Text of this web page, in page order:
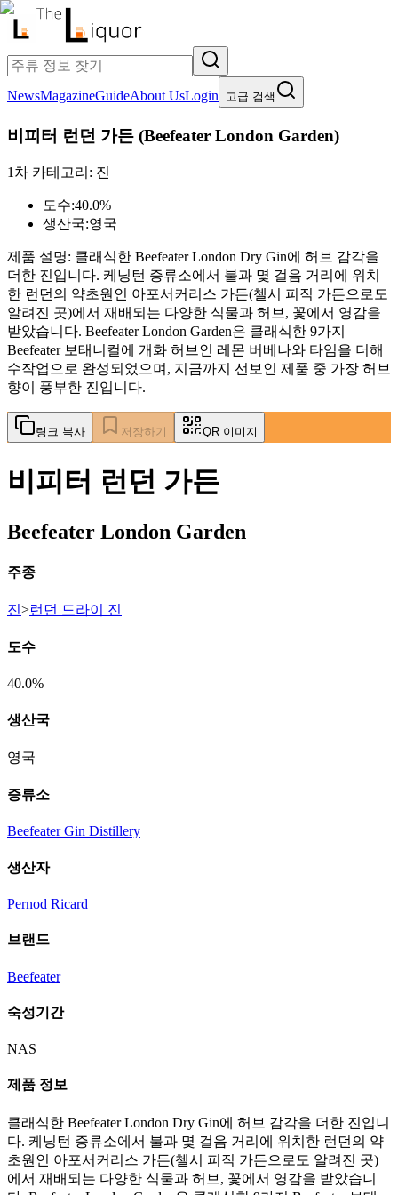
NewsMagazineGuideAbout UsLogin 고급 검색
비피터 런던 가든 (Beefeater London Garden)
1차 카테고리: 진
도수:40.0%
생산국:영국
제품 설명: 클래식한 Beefeater London Dry Gin에 허브 감각을
더한 진입니다. 케닝턴 증류소에서 불과 몇 걸음 거리에 위치
한 런던의 약초원인 아포서커리스 가든(첼시 피직 가든으로도
알려진 곳)에서 재배되는 다양한 식물과 허브, 꽃에서 영감을
받았습니다. Beefeater London Garden은 클래식한 9가지
Beefeater 보태니컬에 개화 허브인 레몬 버베나와 타임을 더해
수작업으로 완성되었으며, 지금까지 선보인 제품 중 가장 허브
향이 풍부한 진입니다.
링크 복사 저장하기 QR 이미지
비피터 런던 가든
Beefeater London Garden
주종
진>런던 드라이 진
도수
40.0%
생산국
영국
증류소
Beefeater Gin Distillery
생산자
Pernod Ricard
브랜드
Beefeater
숙성기간
NAS
제품 정보
클래식한 Beefeater London Dry Gin에 허브 감각을 더한 진입니
다. 케닝턴 증류소에서 불과 몇 걸음 거리에 위치한 런던의 약
초원인 아포서커리스 가든(첼시 피직 가든으로도 알려진 곳)
에서 재배되는 다양한 식물과 허브, 꽃에서 영감을 받았습니